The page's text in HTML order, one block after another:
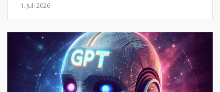
1. Juli 2026